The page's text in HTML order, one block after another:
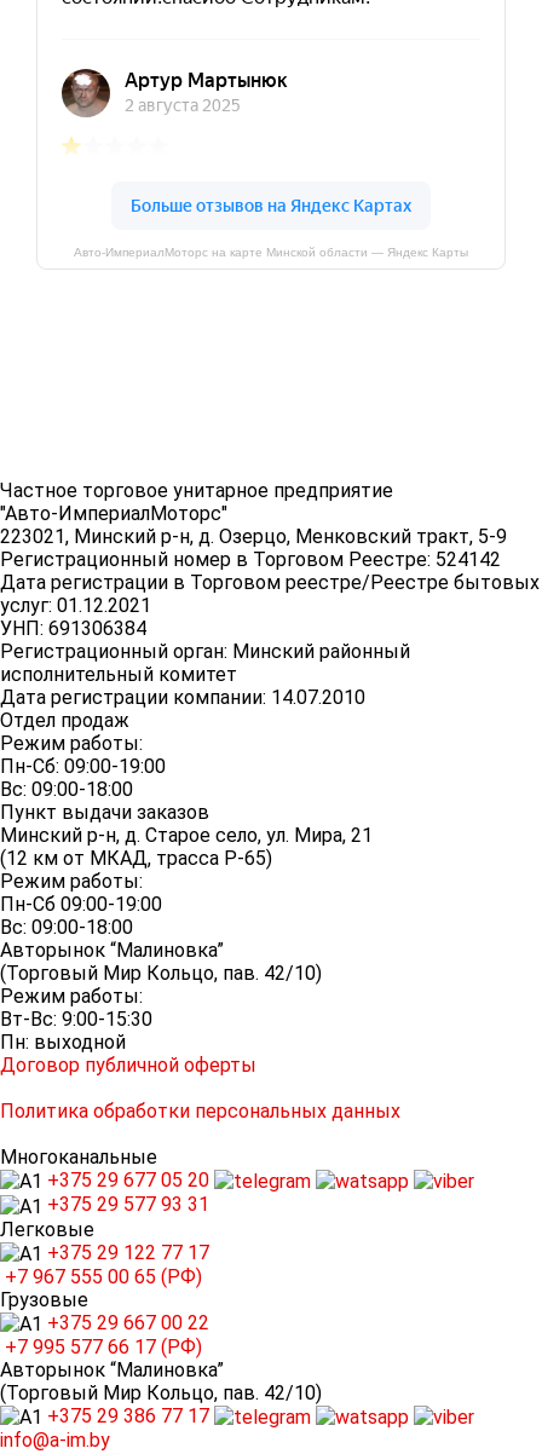
Авто-ИмпериалМоторс на карте Минской области — Яндекс Карты
Частное торговое унитарное предприятие
"Авто-ИмпериалМоторс"
223021, Минский р-н, д. Озерцо, Менковский тракт, 5-9
Регистрационный номер в Торговом Реестре: 524142
Дата регистрации в Торговом реестре/Реестре бытовых
услуг: 01.12.2021
УНП: 691306384
Регистрационный орган: Минский районный
исполнительный комитет
Дата регистрации компании: 14.07.2010
Отдел продаж
Режим работы:
Пн-Сб: 09:00-19:00
Вс: 09:00-18:00
Пункт выдачи заказов
Минский р-н, д. Старое село, ул. Мира, 21
(12 км от МКАД, трасса P-65)
Режим работы:
Пн-Сб 09:00-19:00
Вс: 09:00-18:00
Авторынок “Малиновка”
(Торговый Мир Кольцо, пав. 42/10)
Режим работы:
Вт-Вс: 9:00-15:30
Пн: выходной
Договор публичной оферты
Политика обработки персональных данных
Многоканальные
+375 29 677 05 20
+375 29 577 93 31
Легковые
+375 29 122 77 17
+7 967 555 00 65 (РФ)
Грузовые
+375 29 667 00 22
+7 995 577 66 17 (РФ)
Авторынок “Малиновка”
(Торговый Мир Кольцо, пав. 42/10)
+375 29 386 77 17
info@a-im.by